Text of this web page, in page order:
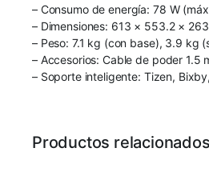
– Consumo de energía: 78 W
– Dimensiones: 613 × 553.2 ×
– Peso: 7.1 kg (con base), 3.9 kg
– Accesorios: Cable de poder 1.5
– Soporte inteligente: Tizen,
Productos relacionados